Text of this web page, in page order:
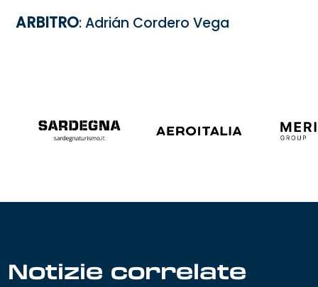
ARBITRO: Adrián Cordero Vega
Notizie correlate